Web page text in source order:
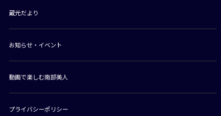
蔵元だより
お知らせ・イベント
動画で楽しむ南部美人
プライバシーポリシー